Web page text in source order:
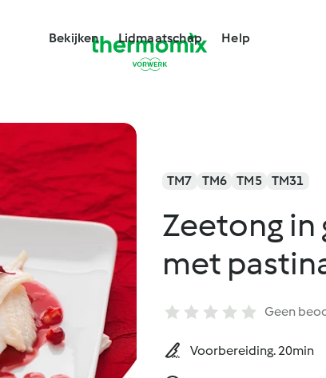
Bekijken Lidmaatschap Help
TM7 TM6 TM5 TM31
Zeetong
met
Geen
Voorbereiding. 20min